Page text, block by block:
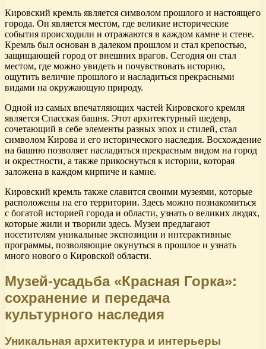
Кировский кремль является символом прошлого и настоящего
города. Он является местом, где великие исторические
события происходили и отражаются в каждом камне и стене.
Кремль был основан в далеком прошлом и стал крепостью,
защищающей город от внешних врагов. Сегодня он стал
местом, где можно увидеть и почувствовать историю,
ощутить величие прошлого и насладиться прекрасными
видами на окружающую природу.
Одной из самых впечатляющих частей Кировского кремля
является Спасская башня. Этот архитектурный шедевр,
сочетающий в себе элементы разных эпох и стилей, стал
символом Кирова и его исторического наследия. Восхождение
на башню позволяет насладиться прекрасным видом на город
и окрестности, а также прикоснуться к истории, которая
заложена в каждом кирпиче и камне.
Кировский кремль также славится своими музеями, которые
расположены на его территории. Здесь можно познакомиться
с богатой историей города и области, узнать о великих людях,
которые жили и творили здесь. Музеи предлагают
посетителям уникальные экспозиции и интерактивные
программы, позволяющие окунуться в прошлое и узнать
много нового о Кировской области.
Музей-усадьба «Красная Горка»:
сохранение и передача
культурного наследия
Уникальная архитектура и интерьеры